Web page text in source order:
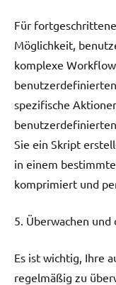
Für
Möglichkeit,
komplexe
spezifische
Sie ein Skript
in einem
komprimiert und
5. Überwachen
Es ist wichtig, Ihre
regelmäßig zu